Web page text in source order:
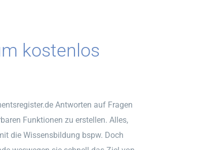
kostenlos
Antworten auf Fragen
Funktionen zu erstellen. Alles,
die Wissensbildung bspw. Doch